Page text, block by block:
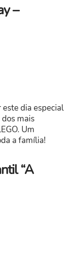
–
dia especial
mais
Um
a família!
“A